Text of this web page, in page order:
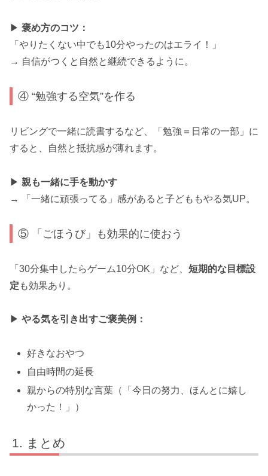
▶ 褒め方のコツ：
「やりたくない中でも10分やったのはエライ！」
→ 自信がつくと自然と継続できるように。
④ “勉強する空気”を作る
リビングで一緒に読書するなど、「勉強＝日常の一部」に
すると、自然と抵抗感が薄れます。
▶ 親も一緒に手を動かす
→ 「一緒に頑張ってる」感があると子どももやる気UP。
⑤ 「ごほうび」も効果的に使おう
「30分集中したらゲーム10分OK」など、 短期的な目標設
定 も効果あり。
▶ やる気を引き出すご褒美例：
好きなおやつ
自由時間の延長
親からの特別な言葉（「今日の努力、ほんとに嬉し
かった！」）
まとめ